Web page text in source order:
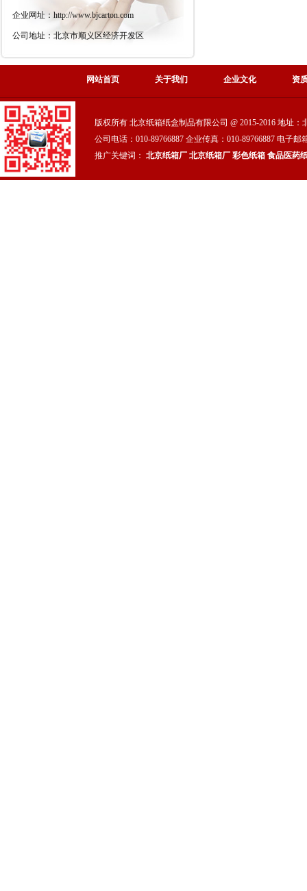
企业网址：http://www.bjcarton.com
公司地址：北京市顺义区经济开发区
网站首页 关于我们 企业文化 资
版权所有 北京纸箱纸盒制品有限公司 @ 2015-2016 地址
公司电话：010-89766887 企业传真：010-89766887 电子邮
推广关键词： 北京纸箱厂 北京纸箱厂 彩色纸箱 食品医药